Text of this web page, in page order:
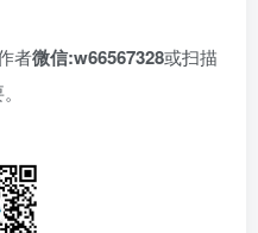
者微信:w66567328或扫描